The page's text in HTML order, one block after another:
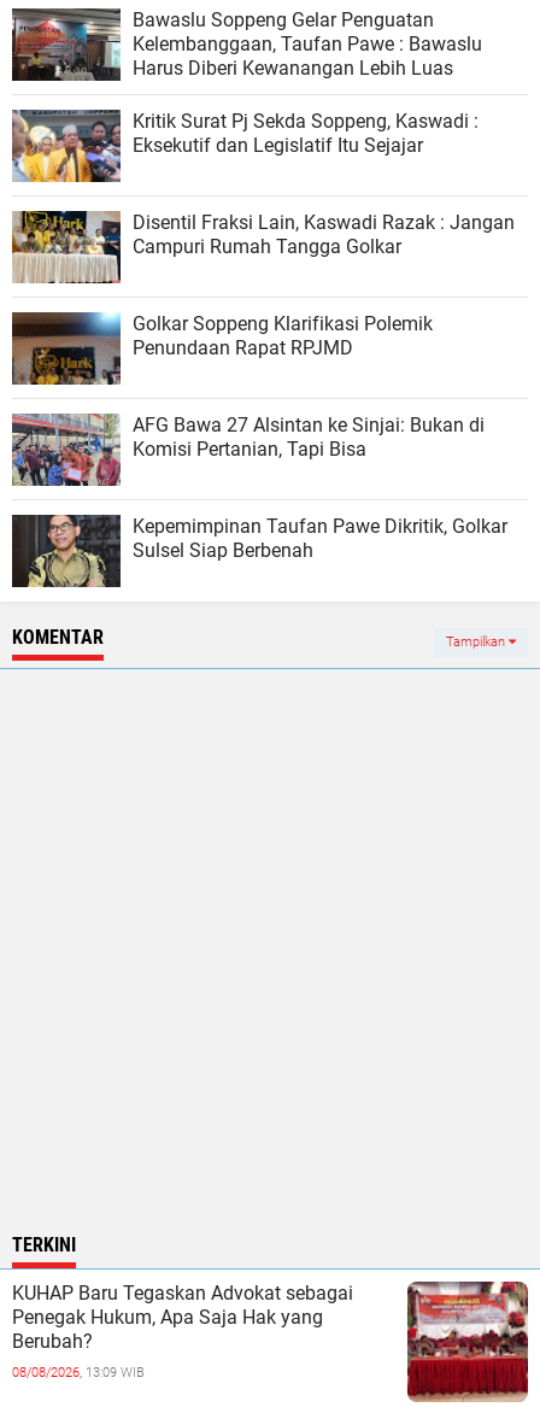
Bawaslu Soppeng Gelar Penguatan
Kelembanggaan, Taufan Pawe : Bawaslu
Harus Diberi Kewanangan Lebih Luas
Kritik Surat Pj Sekda Soppeng, Kaswadi :
Eksekutif dan Legislatif Itu Sejajar
Disentil Fraksi Lain, Kaswadi Razak : Jangan
Campuri Rumah Tangga Golkar
Golkar Soppeng Klarifikasi Polemik
Penundaan Rapat RPJMD
AFG Bawa 27 Alsintan ke Sinjai: Bukan di
Komisi Pertanian, Tapi Bisa
Kepemimpinan Taufan Pawe Dikritik, Golkar
Sulsel Siap Berbenah
KOMENTAR Tampilkan
TERKINI
KUHAP Baru Tegaskan Advokat sebagai
Penegak Hukum, Apa Saja Hak yang
Berubah?
08/08/2026, 13:09 WIB